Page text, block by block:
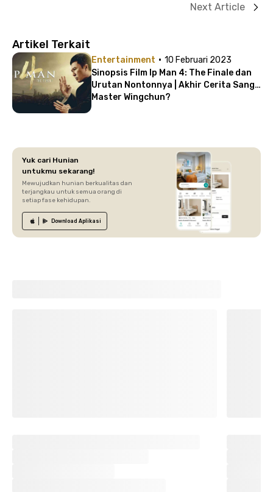
Next Article
Artikel Terkait
Entertainment · 10 Februari 2023
Sinopsis Film Ip Man 4: The Finale dan
Urutan Nontonnya | Akhir Cerita Sang
Master Wingchun?
Yuk cari Hunian
untukmu sekarang!
Mewujudkan hunian berkualitas dan
terjangkau untuk semua orang di
setiap fase kehidupan.
Download Aplikasi